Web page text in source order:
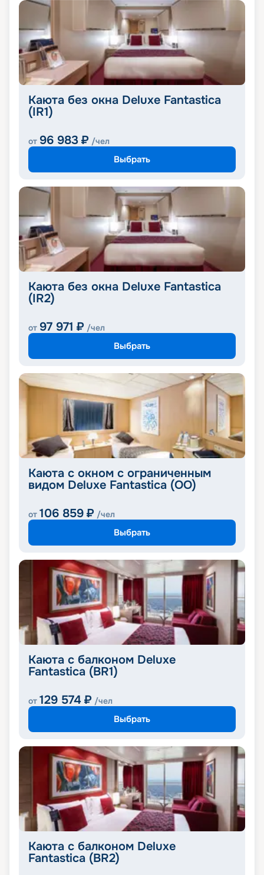
Каюта без окна Deluxe Fantastica
(IR1)
от 96 983 ₽ /чел
Выбрать
Каюта без окна Deluxe Fantastica
(IR2)
от 97 971 ₽ /чел
Выбрать
Каюта с окном с ограниченным
видом Deluxe Fantastica (OO)
от 106 859 ₽ /чел
Выбрать
Каюта с балконом Deluxe
Fantastica (BR1)
от 129 574 ₽ /чел
Выбрать
Каюта с балконом Deluxe
Fantastica (BR2)